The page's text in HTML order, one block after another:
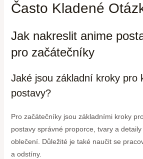
Často Kladené
Jak nakreslit anime
pro začátečníky
Jaké jsou základní kroky pro
postavy?
Pro začátečníky jsou základními kroky
postavy správné proporce, tvary a
oblečení. Důležité je také naučit se
a odstíny.